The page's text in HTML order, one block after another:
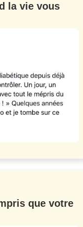
la vie vous
que votre